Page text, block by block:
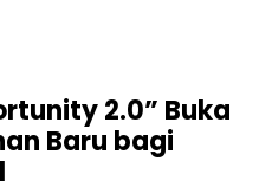
2.0” Buka
Baru bagi